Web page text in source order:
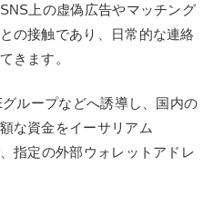
上の虚偽広告やマッチング
の接触であり、日常的な連絡
きます。
ループなどへ誘導し、国内の
な資金をイーサリアム
指定の外部ウォレットアドレ